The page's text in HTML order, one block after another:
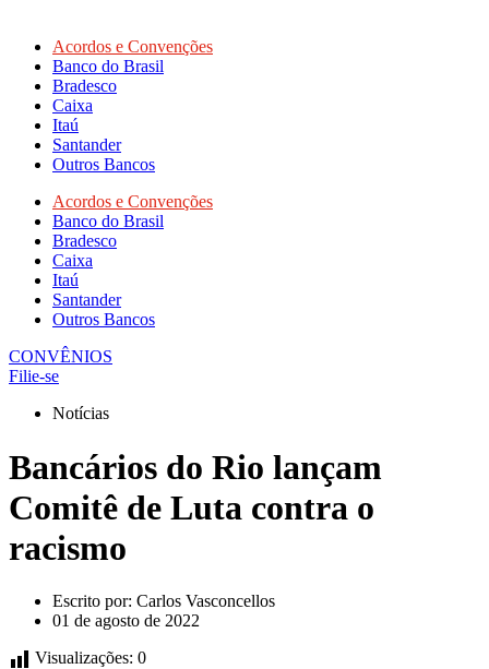
Acordos e Convenções
Banco do Brasil
Bradesco
Caixa
Itaú
Santander
Outros Bancos
Acordos e Convenções
Banco do Brasil
Bradesco
Caixa
Itaú
Santander
Outros Bancos
CONVÊNIOS
Filie-se
Notícias
Bancários do Rio lançam
Comitê de Luta contra o
racismo
Escrito por: Carlos Vasconcellos
01 de agosto de 2022
Visualizações: 0